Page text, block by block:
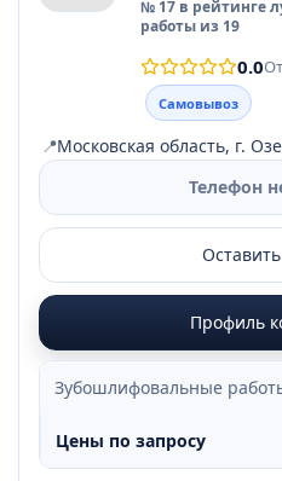
№ 17 в рейтинге
работы из 19
0.0
Самовывоз
📍Московская область, г.
Телефон
Профиль
Зубошлифовальные
Цены по запросу